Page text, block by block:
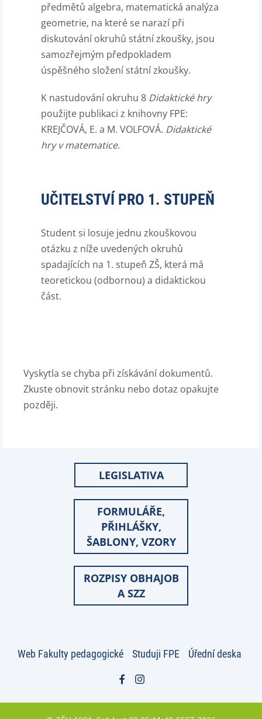
předmětů algebra, matematická analýza
geometrie, na které se narazí při
diskutování okruhů státní zkoušky, jsou
samozřejmým předpokladem
úspěšného složení státní zkoušky.
K nastudování okruhu 8 Didaktické hry
použijte publikaci z knihovny FPE:
KREJČOVÁ, E. a M. VOLFOVÁ. Didaktické
hry v matematice.
UČITELSTVÍ PRO 1. STUPEŇ
Student si losuje jednu zkouškovou
otázku z níže uvedených okruhů
spadajících na 1. stupeň ZŠ, která má
teoretickou (odbornou) a didaktickou
část.
Vyskytla se chyba při získávání dokumentů.
Zkuste obnovit stránku nebo dotaz opakujte
později.
LEGISLATIVA
FORMULÁŘE,
PŘIHLÁŠKY,
ŠABLONY, VZORY
ROZPISY OBHAJOB
A SZZ
Web Fakulty pedagogické Studuji FPE Úřední deska